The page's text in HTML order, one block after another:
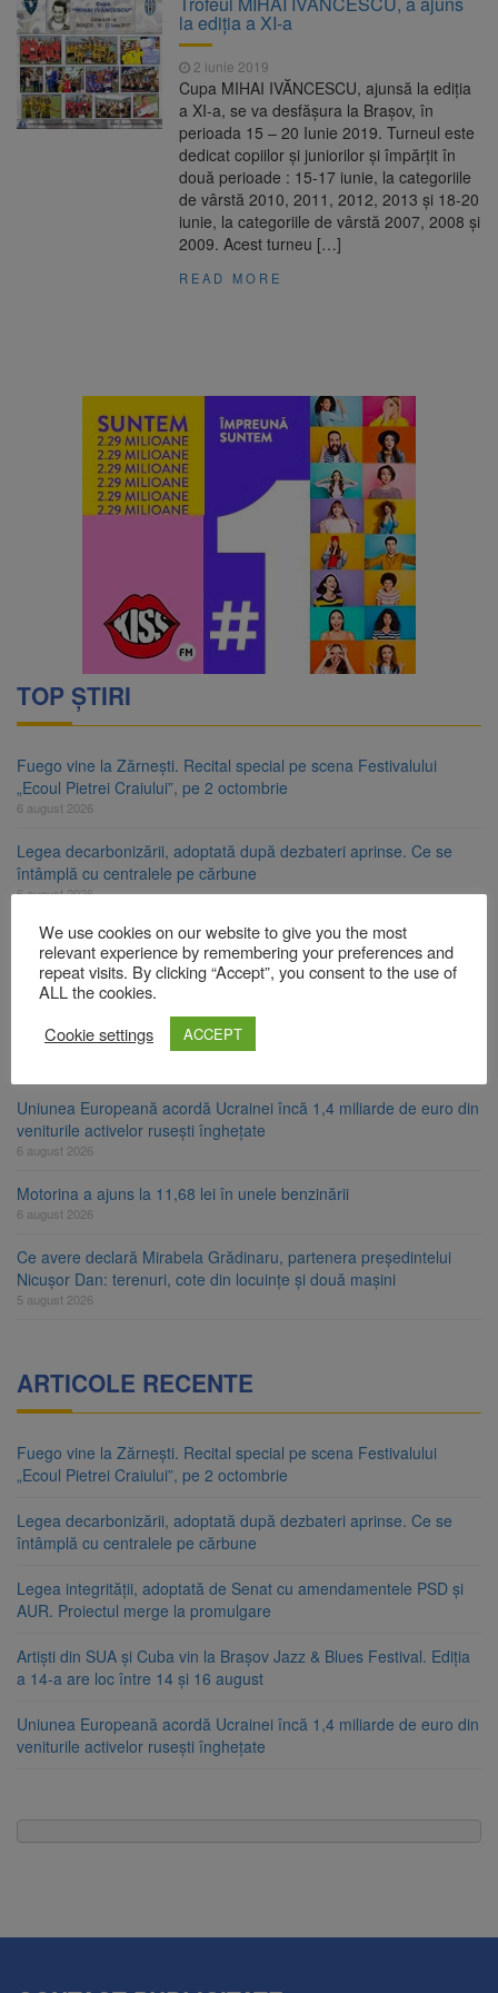
are loc între 14 și 16 august
6 august 2026
Uniunea Europeană acordă
Ucrainei încă 1,4 miliarde de euro din
veniturile activelor rusești înghețate
6 august 2026
Motorina a ajuns la 11,68 lei
în unele benzinării
Fuego vine la Zărnești.
Recital special pe scena Festivalului „Ecoul
Pietrei Craiului”, pe 2 octombrie
la ediția a XI-a
2 iunie 2019
Cupa MIHAI IVĂNCESCU, ajunsă la ediția
a XI-a, se va desfășura la Brașov, în
perioada 15 – 20 Iunie 2019. Turneul este
dedicat copiilor și juniorilor și împărțit în
două perioade : 15-17 iunie, la categoriile
de vârstă 2010, 2011, 2012, 2013 și 18-20
iunie, la categoriile de vârstă 2007, 2008 și
2009. Acest turneu […]
READ MORE
TOP ȘTIRI
Fuego vine la Zărnești. Recital special pe scena Festivalului
„Ecoul Pietrei Craiului”, pe 2 octombrie
6 august 2026
Legea decarbonizării, adoptată după dezbateri aprinse. Ce se
întâmplă cu centralele pe cărbune
6 august 2026
Legea integrității, adoptată de Senat cu amendamentele PSD și
AUR. Proiectul merge la promulgare
6 august 2026
Artiști din SUA și Cuba vin la Brașov Jazz & Blues Festival. Ediția
a 14-a are loc între 14 și 16 august
Uniunea Europeană acordă Ucrainei încă 1,4 miliarde de euro din
veniturile activelor rusești înghețate
6 august 2026
Motorina a ajuns la 11,68 lei în unele benzinării
6 august 2026
Ce avere declară Mirabela Grădinaru, partenera președintelui
Nicușor Dan: terenuri, cote din locuințe și două mașini
5 august 2026
ARTICOLE RECENTE
Fuego vine la Zărnești. Recital special pe scena Festivalului
„Ecoul Pietrei Craiului”, pe 2 octombrie
Legea decarbonizării, adoptată după dezbateri aprinse. Ce se
întâmplă cu centralele pe cărbune
Legea integrității, adoptată de Senat cu amendamentele PSD și
AUR. Proiectul merge la promulgare
Artiști din SUA și Cuba vin la Brașov Jazz & Blues Festival. Ediția
a 14-a are loc între 14 și 16 august
Uniunea Europeană acordă Ucrainei încă 1,4 miliarde de euro din
veniturile activelor rusești înghețate
We use cookies on our website to give you the most
relevant experience by remembering your preferences and
repeat visits. By clicking “Accept”, you consent to the use of
ALL the cookies.
Cookie settings
ACCEPT